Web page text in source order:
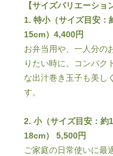
【サイズバリエーショ
1. 特小（サイズ目安：
15cm）4,400円
お弁当用や、一人分の
りたい時に。コンパク
な出汁巻き玉子も美し
す。
2. 小（サイズ目安：約
18cm）
5,500円
ご家庭の日常使いに最